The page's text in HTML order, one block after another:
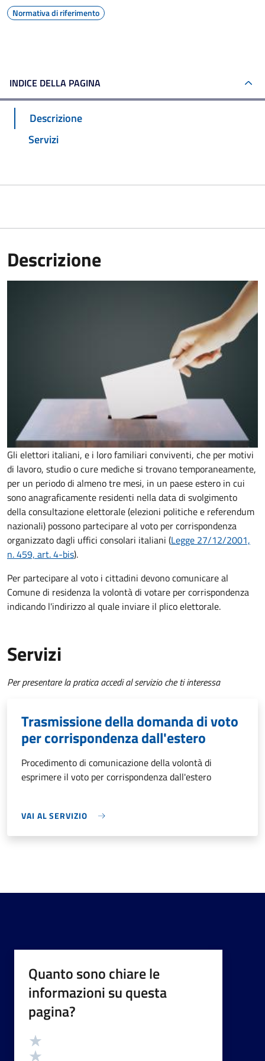
Normativa di riferimento
INDICE DELLA PAGINA
Descrizione
Servizi
Descrizione
Gli elettori italiani, e i loro familiari conviventi, che per motivi
di lavoro, studio o cure mediche si trovano temporaneamente,
per un periodo di almeno tre mesi, in un paese estero in cui
sono anagraficamente residenti nella data di svolgimento
della consultazione elettorale (elezioni politiche e referendum
nazionali) possono partecipare al voto per corrispondenza
organizzato dagli uffici consolari italiani (Legge 27/12/2001,
n. 459, art. 4-bis).
Per partecipare al voto i cittadini devono comunicare al
Comune di residenza la volontà di votare per corrispondenza
indicando l'indirizzo al quale inviare il plico elettorale.
Servizi
Per presentare la pratica accedi al servizio che ti interessa
Trasmissione della domanda di voto
per corrispondenza dall'estero
Procedimento di comunicazione della volontà di
esprimere il voto per corrispondenza dall'estero
VAI AL SERVIZIO
Quanto sono chiare le
informazioni su questa
pagina?
Valutazione